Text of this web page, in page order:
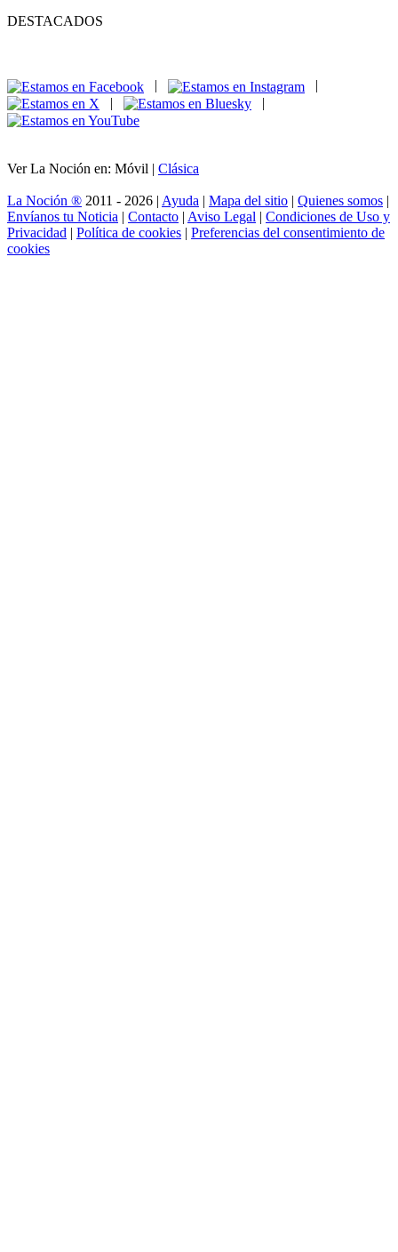
DESTACADOS
|
|
Ver La Noción en: Móvil | Clásica
La Noción ® 2011 - 2026 | Ayuda | Mapa del sitio | Quienes somos |
Envíanos tu Noticia | Contacto | Aviso Legal | Condiciones de Uso y
Privacidad | Política de cookies | Preferencias del consentimiento de
cookies